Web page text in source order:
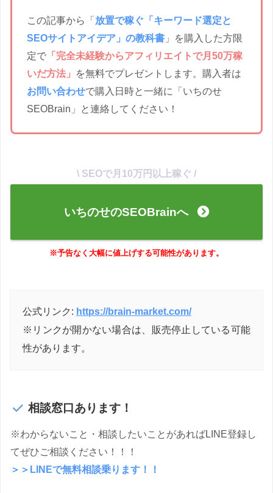
この記事から「 放置で稼ぐ「キーワード選定と
SEOサイトアイデア」の教科書 」を購入した方限
定で 「完全未経験からアフィリエイトで月50万稼
いだ方法」
を無料でプレゼントします。購入者は
お問い合わせで購入日時と一緒に「いちのせ
SEOBrain」と連絡してください！
\ SEOで月10万円以上稼ぐ /
いちのせのSEOBrainへ
※予告なく大幅に値上げする可能性があります。
公式リンク: https://brain-market.com/
※リンクが開かない場合は、販売停止している可能
性があります。
相談窓口あります！
※わからないこと・相談したいことがあればLINE登録し
てぜひご相談ください！！！
＞＞LINEで無料相談乗ります！！